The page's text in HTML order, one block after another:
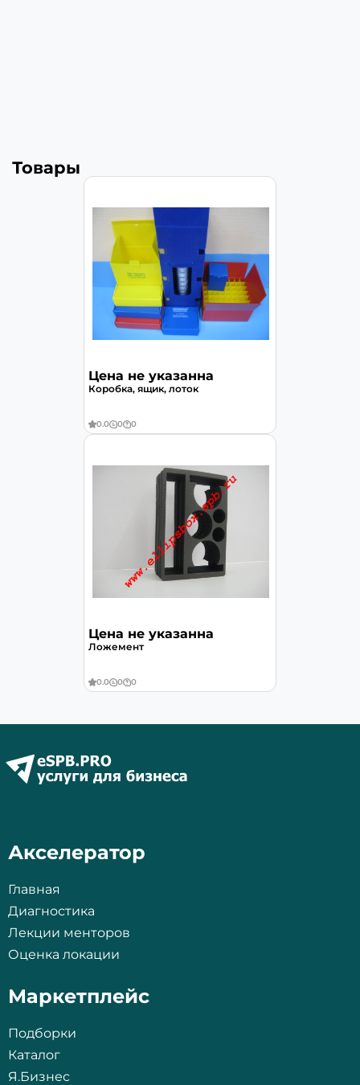
Товары
Цена не указанна
Коробка, ящик, лоток
0.0 0 0
Цена не указанна
Ложемент
0.0 0 0
Акселератор
Главная
Диагностика
Лекции менторов
Оценка локации
Маркетплейс
Подборки
Каталог
Я.Бизнес